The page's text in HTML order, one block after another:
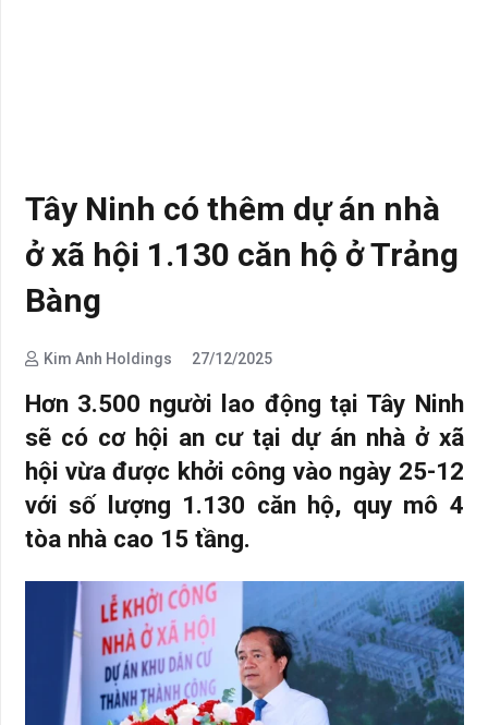
Tây Ninh có thêm dự án nhà
ở xã hội 1.130 căn hộ ở Trảng
Bàng
Kim Anh Holdings 27/12/2025
Hơn 3.500 người lao động tại Tây Ninh
sẽ có cơ hội an cư tại dự án nhà ở xã
hội vừa được khởi công vào ngày 25-12
với số lượng 1.130 căn hộ, quy mô 4
tòa nhà cao 15 tầng.